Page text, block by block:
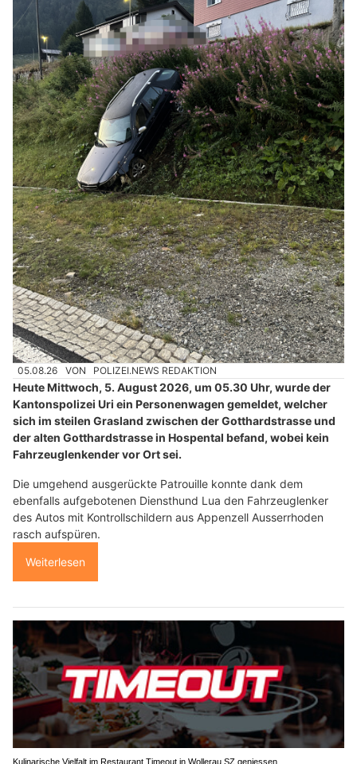
05.08.26 VON POLIZEI.NEWS REDAKTION
Heute Mittwoch, 5. August 2026, um 05.30 Uhr, wurde der
Kantonspolizei Uri ein Personenwagen gemeldet, welcher
sich im steilen Grasland zwischen der Gotthardstrasse und
der alten Gotthardstrasse in Hospental befand, wobei kein
Fahrzeuglenkender vor Ort sei.
Die umgehend ausgerückte Patrouille konnte dank dem
ebenfalls aufgebotenen Diensthund Lua den Fahrzeuglenker
des Autos mit Kontrollschildern aus Appenzell Ausserrhoden
rasch aufspüren.
Weiterlesen
Kulinarische Vielfalt im Restaurant Timeout in Wollerau SZ geniessen